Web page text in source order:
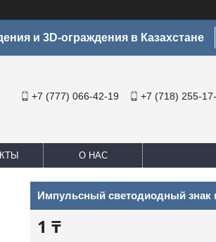
и 3D-ограждения в Казахстане
+7 (777) 066-42-19 +7 (718) 255-
О НАС
Импульсный светодиодный
1 ₸